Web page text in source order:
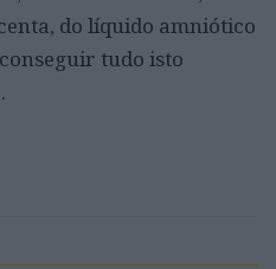
do líquido amniótico
tudo isto